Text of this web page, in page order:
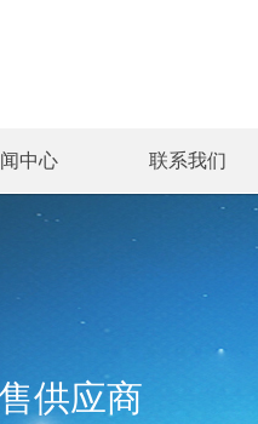
中心 联系我们
供应商